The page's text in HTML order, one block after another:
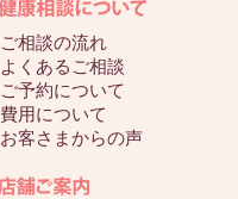
ご相談の流れ
よくあるご相談
ご予約について
費用について
お客さまからの声